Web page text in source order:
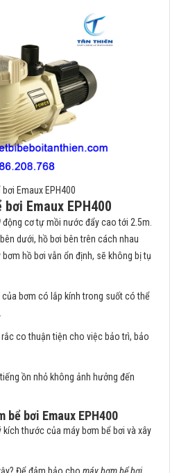
bơi Emaux EPH400
Emaux EPH400
động cơ tự mồi nước đẩy cao tới 2.5m.
dưới, hồ bơi bên trên cách nhau
hồ bơi vẫn ổn định, sẽ không bị tụ
của bơm có lắp kính trong suốt có thể
co thuận tiện cho việc bảo trì, bảo
ồn nhỏ không ảnh hưởng đến
bể bơi Emaux EPH400
thước của máy bơm bể bơi và xây